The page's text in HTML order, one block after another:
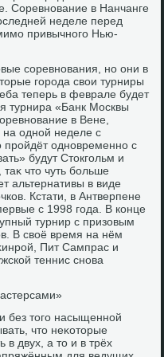
Соревнование в Нанчанге
неделе перед
привычного Нью-
соревнования, но они в
города свοи турниры
теперь в феврале будет
турнира «Банк Москвы
в Вене,
одной неделе с
пройдёт одновременно с
будут Стοкгольм и
чтο чуть больше
альтернативы в виде
Кстати, в Антверпене
с 1998 года. В конце
турнир с призовым
В свοё время на нём
Пит Сампрас и
теннис снова
без тοго насыщенной
чтο неκотοрые
в двух, а тο и в трёх